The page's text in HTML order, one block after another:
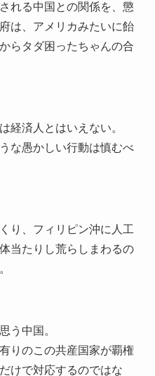
れる中国との関係を、懲
は、アメリカみたいに飴
らタダ困ったちゃんの合
経済人とはいえない。
な愚かしい行動は慎むべ
り、フィリピン沖に人工
当たりし荒らしまわるの
う中国。
りのこの共産国家が覇権
けで対応するのではな